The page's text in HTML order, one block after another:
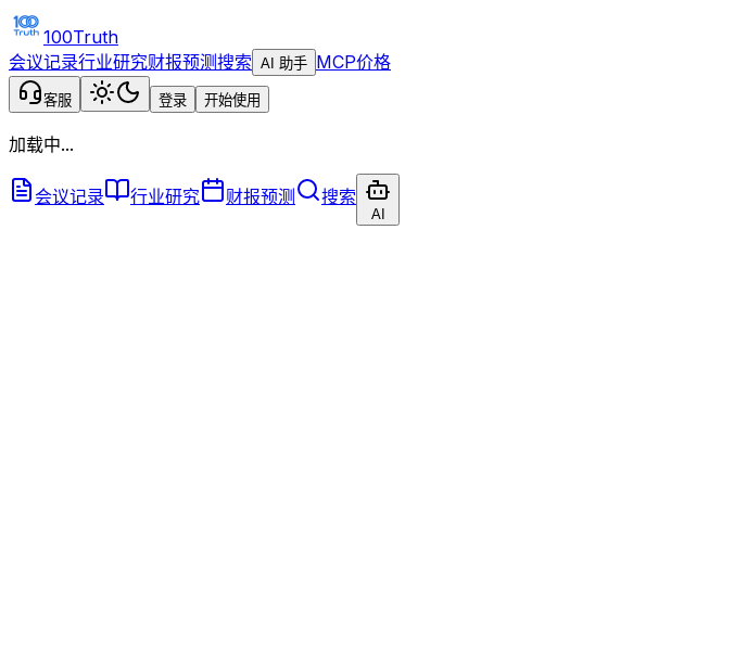
100Truth
会议记录行业研究财报预测搜索 AI 助手 MCP价格
客服 登录 开始使用
加载中...
会议记录 行业研究 财报预测 搜索
AI